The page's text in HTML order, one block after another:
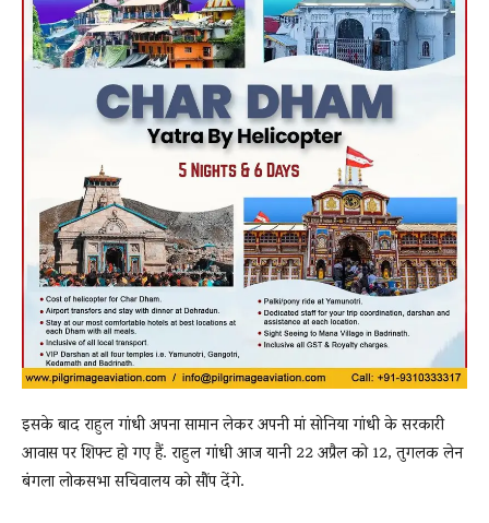
इसके बाद राहुल गांधी अपना सामान लेकर अपनी मां सोनिया गांधी के सरकारी
आवास पर शिफ्ट हो गए हैं. राहुल गांधी आज यानी 22 अप्रैल को 12, तुगलक लेन
बंगला लोकसभा सचिवालय को सौंप देंगे.